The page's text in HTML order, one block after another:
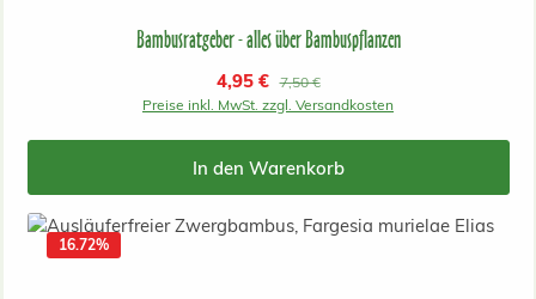
Bambusratgeber - alles über Bambuspflanzen
Verkaufspreis:
4,95 € Regulärer Preis:
7,50 €
Preise inkl. MwSt. zzgl. Versandkosten
In den Warenkorb
16.72%